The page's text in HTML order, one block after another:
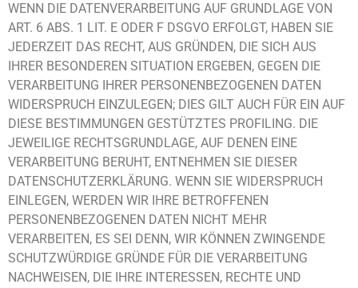
WENN DIE DATENVERARBEITUNG AUF GRUNDLAGE VON
ART. 6 ABS. 1 LIT. E ODER F DSGVO ERFOLGT, HABEN SIE
JEDERZEIT DAS RECHT, AUS GRÜNDEN, DIE SICH AUS
IHRER BESONDEREN SITUATION ERGEBEN, GEGEN DIE
VERARBEITUNG IHRER PERSONENBEZOGENEN DATEN
WIDERSPRUCH EINZULEGEN; DIES GILT AUCH FÜR EIN AUF
DIESE BESTIMMUNGEN GESTÜTZTES PROFILING. DIE
JEWEILIGE RECHTSGRUNDLAGE, AUF DENEN EINE
VERARBEITUNG BERUHT, ENTNEHMEN SIE DIESER
DATENSCHUTZERKLÄRUNG. WENN SIE WIDERSPRUCH
EINLEGEN, WERDEN WIR IHRE BETROFFENEN
PERSONENBEZOGENEN DATEN NICHT MEHR
VERARBEITEN, ES SEI DENN, WIR KÖNNEN ZWINGENDE
SCHUTZWÜRDIGE GRÜNDE FÜR DIE VERARBEITUNG
NACHWEISEN, DIE IHRE INTERESSEN, RECHTE UND